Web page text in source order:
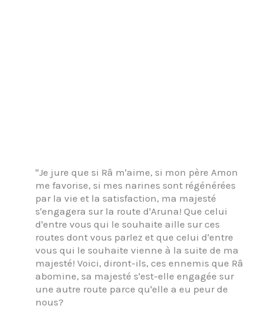
"Je jure que si Râ m'aime, si mon père Amon
me favorise, si mes narines sont régénérées
par la vie et la satisfaction, ma majesté
s'engagera sur la route d'Aruna! Que celui
d'entre vous qui le souhaite aille sur ces
routes dont vous parlez et que celui d'entre
vous qui le souhaite vienne à la suite de ma
majesté! Voici, diront-ils, ces ennemis que Râ
abomine, sa majesté s'est-elle engagée sur
une autre route parce qu'elle a eu peur de
nous?